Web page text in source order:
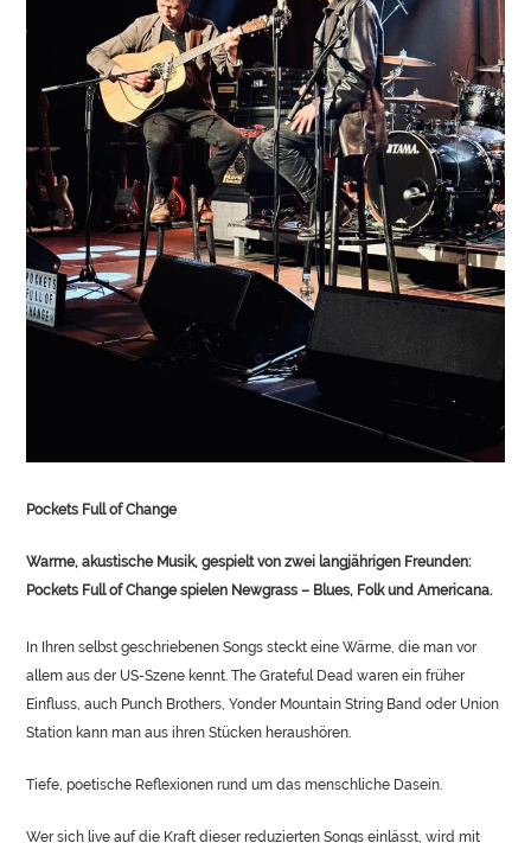
Pockets Full of Change
Warme, akustische Musik, gespielt von zwei langjährigen Freunden:
Pockets Full of Change spielen Newgrass – Blues, Folk und Americana.
In Ihren selbst geschriebenen Songs steckt eine Wärme, die man vor
allem aus der US-Szene kennt. The Grateful Dead waren ein früher
Einfluss, auch Punch Brothers, Yonder Mountain String Band oder Union
Station kann man aus ihren Stücken heraushören.
Tiefe, poetische Reflexionen rund um das menschliche Dasein.
Wer sich live auf die Kraft dieser reduzierten Songs einlässt, wird mit